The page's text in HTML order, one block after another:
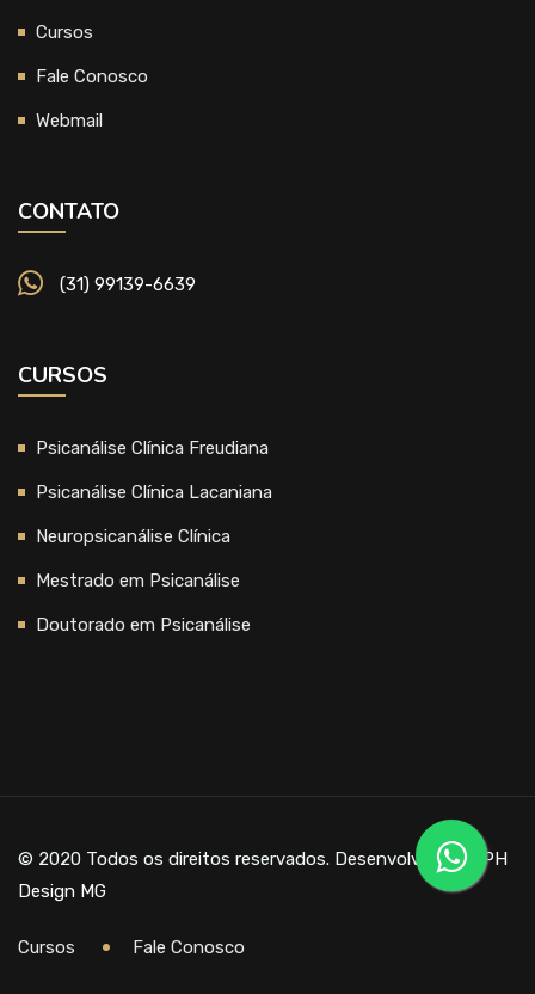
Cursos
Fale Conosco
Webmail
CONTATO
(31) 99139-6639
CURSOS
Psicanálise Clínica Freudiana
Psicanálise Clínica Lacaniana
Neuropsicanálise Clínica
Mestrado em Psicanálise
Doutorado em Psicanálise
© 2020 Todos os direitos reservados. Desenvolvido por
PH
Design MG
Cursos Fale Conosco